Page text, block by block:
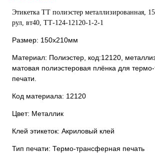
Этикетка ТТ полиэстер металлизированная,
рул, вт40, ТТ-124-12120-1-2-1
Размер: 150х210мм
Материал: Полиэстер, код:12120,
матовая полиэстеровая плёнка для
печати.
Код материала: 12120
Цвет: Металлик
Клей этикеток: Акриловый клей
Тип печати: Термо-трансферная печать